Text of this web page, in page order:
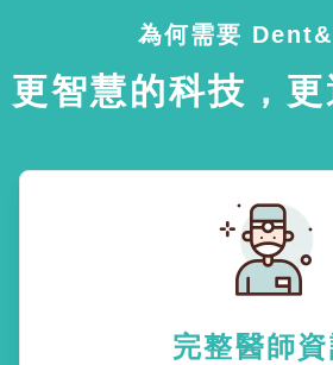
為何需要
更智慧的科技，
完整醫師